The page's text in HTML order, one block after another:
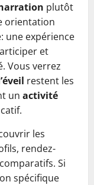
plutôt
orientation
une expérience
et
Vous verrez
restent les
un activité
les
rendez-
Si
spécifique